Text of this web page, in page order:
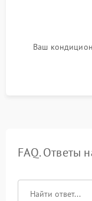
Ваш
FAQ. Ответы